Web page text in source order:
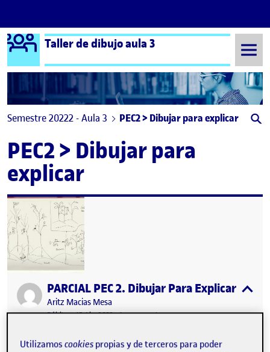
Saltar al contenido
Logo Ágora
Taller de dibujo aula 3
Semestre 20222 - Aula 3 PEC2 > Dibujar para explicar
PEC2 > Dibujar para
explicar
Publicado porPARCIAL PEC 2. Dibujar Para Explicar
Publicado por
Aritz Macias Mesa
Visibilidad:
Pública-Fecha de publicación
15 Abr 202320 diciembre, 2023 7:17 pm
-1 comentarioen PARCIAL PEC 2. Dibujar Para
Utilizamoscookies propias y de terceros para poder